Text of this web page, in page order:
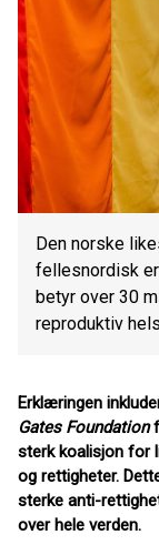
Den norske
fellesnordisk
betyr over 30
reproduktiv
Erklæringen
Gates Foundation
sterk koalisjon for
og rettigheter.
sterke anti-
over hele verden.